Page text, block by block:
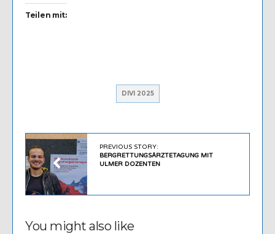
Teilen mit:
DIVI 2025
PREVIOUS STORY:
BERGRETTUNGSÄRZTETAGUNG MIT
ULMER DOZENTEN
You might also like